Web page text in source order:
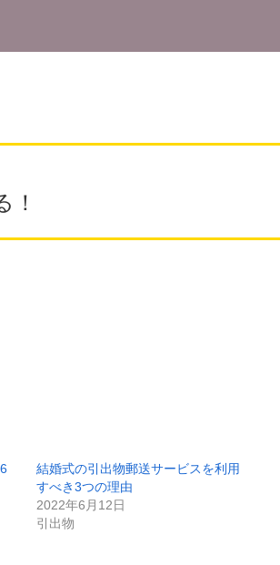
！
結婚式の引出物郵送サービスを利用
すべき3つの理由
2022年6月12日
引出物